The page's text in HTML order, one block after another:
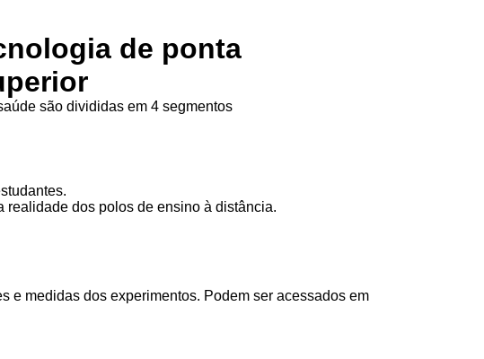
de ponta
são divididas em 4 segmentos
dos polos de ensino à distância.
e medidas dos experimentos. Podem ser acessados em